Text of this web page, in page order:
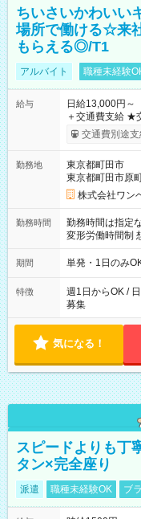
ちいさいかわいい
場所で働ける☆来
もらえる◎/T1
アルバイト 職種未経験
給与
日給13,000円～
＋交通費支給 ★交通費全額支給！ ┗案件により規定あり ★日払
いOK！（規定
ンビニATMから 日払
交通費別途支
勤務地
東京都町田市
東京都町田市原
株式会社ワン
勤務時間
勤務時間は指定
変形労働時間制 想定労働
～21：00
期間 単発・1日のみ
特徴
週1日からOK /
募集
気になる！
スピードよりも丁
タン×完全座り
派遣 職種未経験OK ブ